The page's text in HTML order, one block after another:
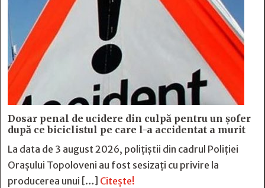
Dosar penal de ucidere din culpă pentru un șofer
după ce biciclistul pe care l-a accidentat a murit
La data de 3 august 2026, polițiștii din cadrul Poliției
Orașului Topoloveni au fost sesizați cu privire la
producerea unui […] Citește!